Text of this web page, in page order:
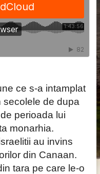
ce s-a intamplat
secolele de dupa
perioada lui
monarhia.
au invins
din Canaan.
tara pe care le-o